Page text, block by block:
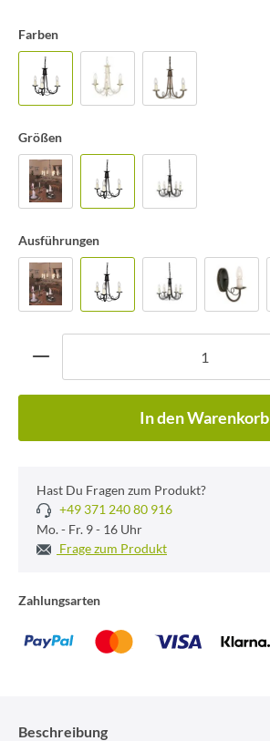
Farben
Größen
Ausführungen
In den Warenkorb
Hast Du Fragen zum Produkt?
+49 371 240 80 916
Mo. - Fr. 9 - 16 Uhr
Frage zum Produkt
Zahlungsarten
Beschreibung